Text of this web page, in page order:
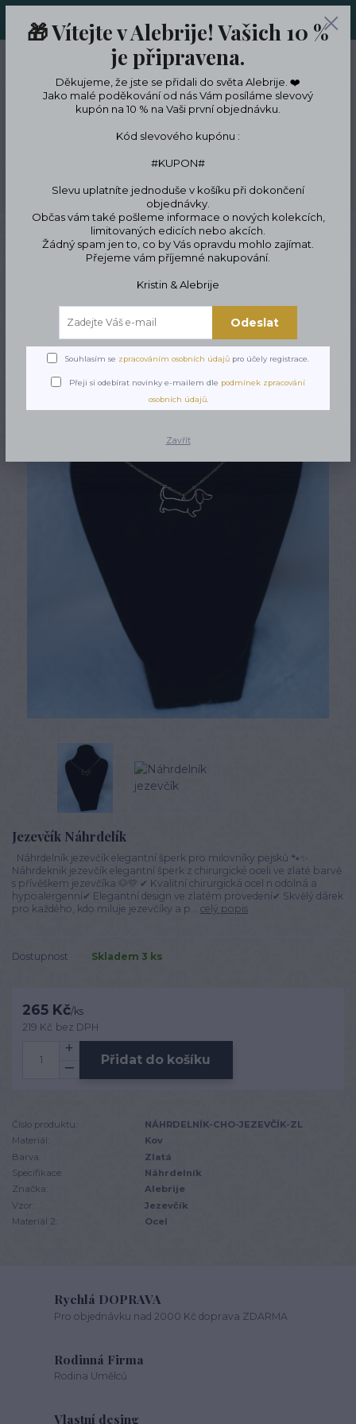
LIMITKÁCH
CZK
Hledat
Podle témat a zájmů Zvířata & jejich milovníci
milovníky psů
Náhrdelník jezevčík
Náhrdelník jezevčík
Jezevčík Náhrdelík
Náhrdelník jezevčík elegantní šperk pro milovníky pejsků 🐾✨
Náhrdeknik jezevčík elegantní šperk z chirurgické oceli ve zlaté barvě
s přívěškem jezevčíka 🐶💛 ✔ Kvalitní chirurgická ocel n odolná a
hypoalergenní✔ Elegantní design ve zlatém provedení✔ Skvělý dárek
pro každého, kdo miluje jezevčíky a p... celý popis
Dostupnost Skladem 3 ks
265 Kč/ks
219 Kč bez DPH
Přidat do košíku
Číslo produktu:
NÁHRDELNÍK-CHO-JEZEVČÍK-ZL
Materiál:
Kov
Barva:
Zlatá
Specifikace:
Náhrdelník
Značka:
Alebrije
Vzor:
Jezevčík
Materiál 2:
Ocel
Rychlá DOPRAVA
Pro objednávku nad 2000 Kč doprava ZDARMA
Rodinná Firma
Rodina Umělců
Vlastní desing
🎁 Vítejte v Alebrije! Vašich 10 %
je připravena.
Děkujeme, že jste se přidali do světa Alebrije. ❤️
Jako malé poděkování od nás Vám posíláme slevový
kupón na 10 % na Vaši první objednávku.
Kód slevového kupónu :
#KUPON#
Slevu uplatníte jednoduše v košíku při dokončení
objednávky.
Občas vám také pošleme informace o nových kolekcích,
limitovaných edicích nebo akcích.
Žádný spam jen to, co by Vás opravdu mohlo zajímat.
Přejeme vám příjemné nakupování.
Kristin & Alebrije
Odeslat
Souhlasím se zpracováním osobních údajů pro účely registrace.
Přeji si odebírat novinky e-mailem dle podmínek zpracování
osobních údajů.
Zavřít